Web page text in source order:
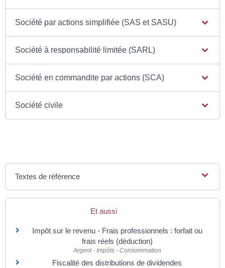
Société par actions simplifiée (SAS et SASU)
Société à responsabilité limitée (SARL)
Société en commandite par actions (SCA)
Société civile
Textes de référence
Et aussi
Impôt sur le revenu - Frais professionnels : forfait ou
frais réels (déduction)
Argent - Impôts - Consommation
Fiscalité des distributions de dividendes